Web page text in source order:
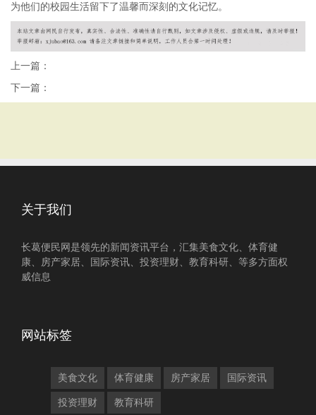
为他们的校园生活留下了温馨而深刻的文化记忆。
上一篇：
下一篇：
关于我们
长葛便民网是领先的新闻资讯平台，汇集美食文化、体育健
康、房产家居、国际资讯、投资理财、教育科研、等多方面权
威信息
网站标签
美食文化 体育健康 房产家居 国际资讯
投资理财 教育科研